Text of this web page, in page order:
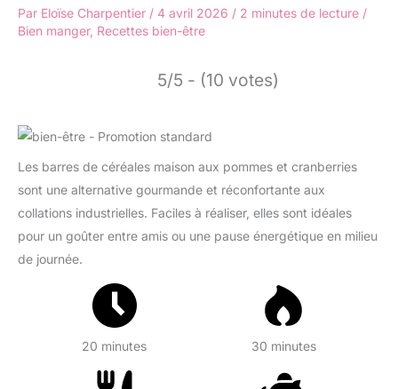
Par Eloïse Charpentier / 4 avril 2026 / 2 minutes de lecture /
Bien manger, Recettes bien-être
5/5 - (10 votes)
Les barres de céréales maison aux pommes et cranberries
sont une alternative gourmande et réconfortante aux
collations industrielles. Faciles à réaliser, elles sont idéales
pour un goûter entre amis ou une pause énergétique en milieu
de journée.
20 minutes 30 minutes